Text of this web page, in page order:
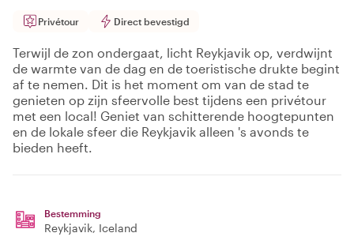
Privétour Direct bevestigd
Terwijl de zon ondergaat, licht Reykjavik op, verdwijnt
de warmte van de dag en de toeristische drukte begint
af te nemen. Dit is het moment om van de stad te
genieten op zijn sfeervolle best tijdens een privétour
met een local! Geniet van schitterende hoogtepunten
en de lokale sfeer die Reykjavik alleen 's avonds te
bieden heeft.
Bestemming
Reykjavik, Iceland